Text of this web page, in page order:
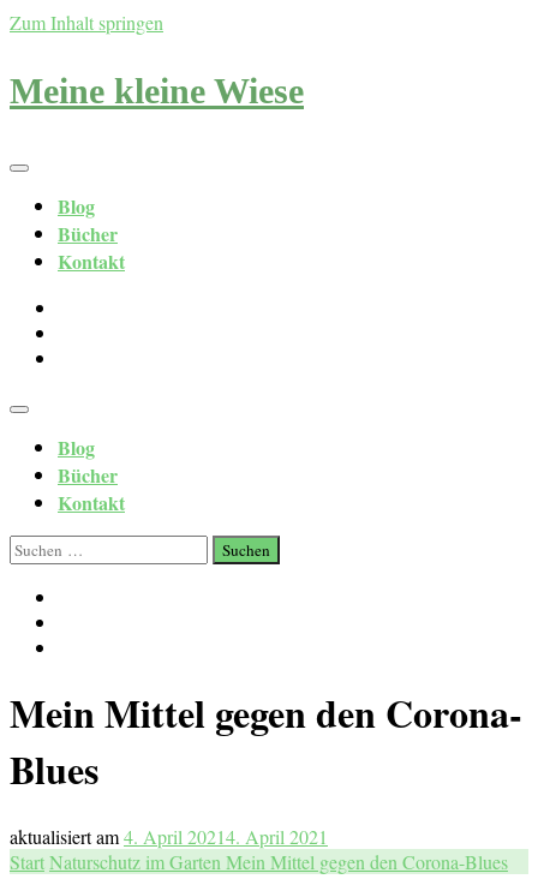
Zum Inhalt springen
Meine kleine Wiese
Blog
Bücher
Kontakt
Blog
Bücher
Kontakt
Suchen
nach:
Mein Mittel gegen den Corona-
Blues
aktualisiert am4. April 20214. April 2021
StartNaturschutz im Garten Mein Mittel gegen den Corona-Blues